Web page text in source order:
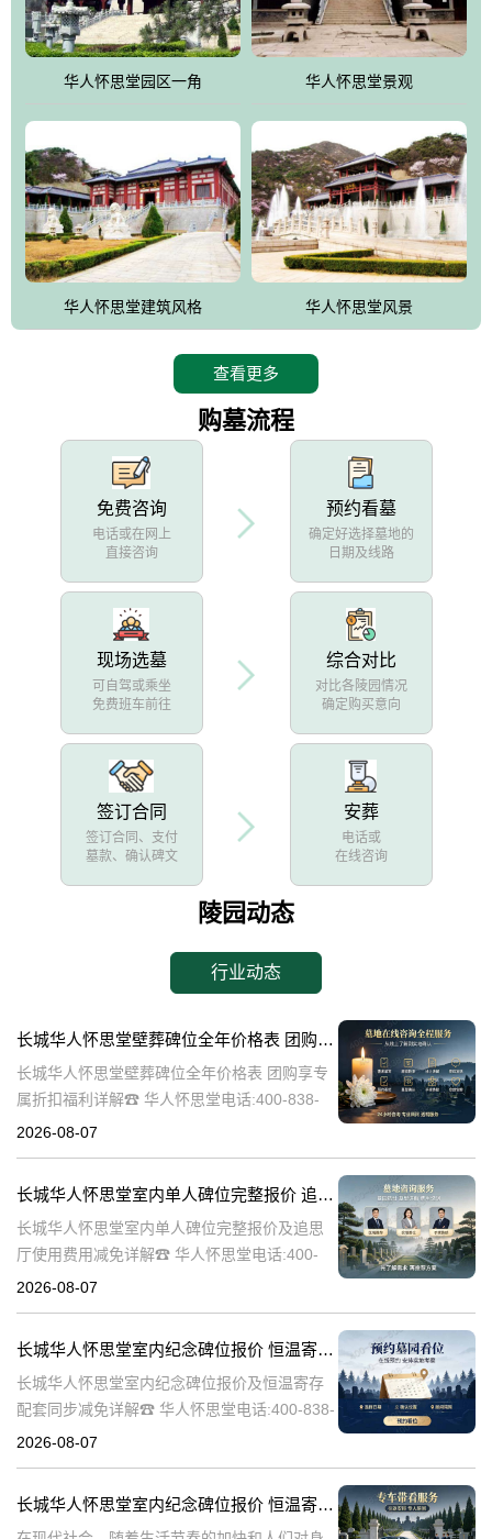
肖、八字、时辰亦可参考地理方位、职业、兴趣爱好等等。堂中是
地宫陵寝式的，入口楹联选材于著名田园诗人陶渊明"亲戚或余悲，
他人亦已歌，死后何所道，托体同山阿"中的后两句。反应了回归大
雀，后玄武"的四大吉祥物铜雕挂件。
华人怀思堂园区一角 华人怀思堂景观
华人怀思堂建筑风格 华人怀思堂风景
查看更多
购墓流程
免费咨询
电话或在网上
直接咨询
预约看墓
确定好选择墓地的
日期及线路
现场选墓
可自驾或乘坐
免费班车前往
综合对比
对比各陵园情况
确定购买意向
签订合同
签订合同、支付
墓款、确认碑文
安葬
电话或
在线咨询
陵园动态
行业动态
长城华人怀思堂壁葬碑位全年价格表 团购享专属折扣福利详解
长城华人怀思堂壁葬碑位全年价格表 团购享专
属折扣福利详解☎ 华人怀思堂电话:400-838-
5063随着社会的发展和人们观念的变化，越来
2026-08-07
长城华人怀思堂室内单人碑位完整报价 追思厅使用费用减免详解
长城华人怀思堂室内单人碑位完整报价及追思
厅使用费用减免详解☎ 华人怀思堂电话:400-
838-5063引言随着社会的发展和人们生活水平
2026-08-07
长城华人怀思堂室内纪念碑位报价 恒温寄存配套同步减免详解
长城华人怀思堂室内纪念碑位报价及恒温寄存
配套同步减免详解☎ 华人怀思堂电话:400-838-
5063一、引言随着社会的发展和人们生活水平
2026-08-07
长城华人怀思堂室内纪念碑位报价 恒温寄存配套同步减免详解